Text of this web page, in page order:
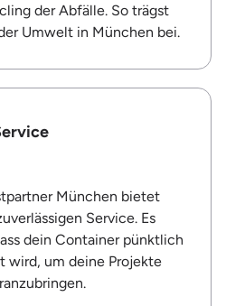
der Abfälle. So trägst
Umwelt in München bei.
München bietet
Service. Es
dein Container pünktlich
wird, um deine Projekte